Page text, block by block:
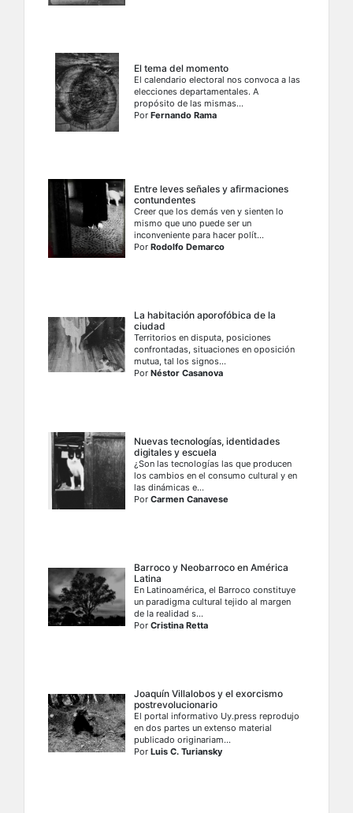
El tema del momento
El calendario electoral nos convoca a las
elecciones departamentales. A
propósito de las mismas...
PorFernando Rama
Entre leves señales y afirmaciones
contundentes
Creer que los demás ven y sienten lo
mismo que uno puede ser un
inconveniente para hacer polít...
PorRodolfo Demarco
La habitación aporofóbica de la
ciudad
Territorios en disputa, posiciones
confrontadas, situaciones en oposición
mutua, tal los signos...
PorNéstor Casanova
Nuevas tecnologías, identidades
digitales y escuela
¿Son las tecnologías las que producen
los cambios en el consumo cultural y en
las dinámicas e...
PorCarmen Canavese
Barroco y Neobarroco en América
Latina
En Latinoamérica, el Barroco constituye
un paradigma cultural tejido al margen
de la realidad s...
PorCristina Retta
Joaquín Villalobos y el exorcismo
postrevolucionario
El portal informativo Uy.press reprodujo
en dos partes un extenso material
publicado originariam...
PorLuis C. Turiansky